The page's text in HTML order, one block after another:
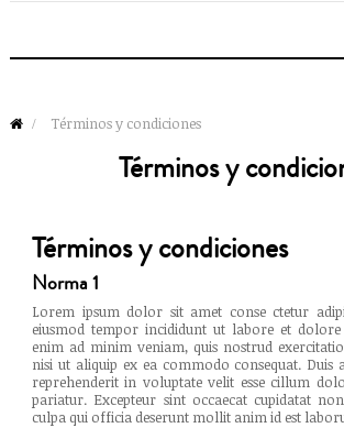
Términos y condiciones
Términos y
Términos y condiciones
Norma 1
Lorem ipsum dolor sit amet conse ctetur
eiusmod tempor incididunt ut labore et
enim ad minim veniam, quis nostrud
nisi ut aliquip ex ea commodo consequat.
reprehenderit in voluptate velit esse cillum
pariatur. Excepteur sint occaecat cupidatat
culpa qui officia deserunt mollit anim id est